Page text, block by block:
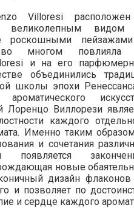
Villoresi
великолепным видом
роскошными
во многом повлияла
и на его
объединились
школы эпохи
Виллорези
каждого
Именно таким
и сочетания
новые
дизайн
и позволяет по
и сердце каждого